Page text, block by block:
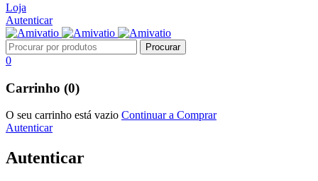
Loja
Autenticar
0
Carrinho (0)
O seu carrinho está vazio Continuar a Comprar
Autenticar
Autenticar